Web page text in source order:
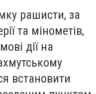
рашисти, за
та мінометів,
дії на
встановити